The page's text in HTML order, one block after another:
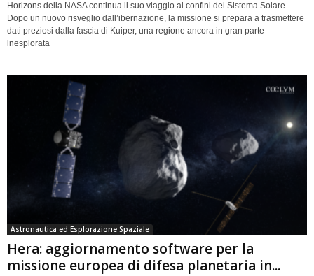
Horizons della NASA continua il suo viaggio ai confini del Sistema Solare.
Dopo un nuovo risveglio dall’ibernazione, la missione si prepara a trasmettere
dati preziosi dalla fascia di Kuiper, una regione ancora in gran parte
inesplorata
Astronautica ed Esplorazione Spaziale
Hera: aggiornamento software per la
missione europea di difesa planetaria in...